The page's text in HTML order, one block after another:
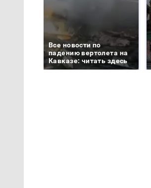
Все новости по
падению вертолета на
Кавказе: читать здесь